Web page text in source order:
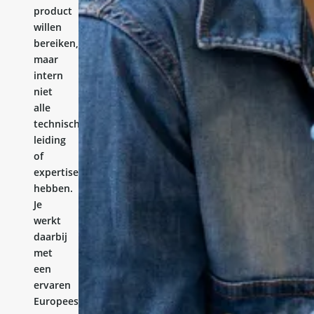
product
willen
bereiken,
maar
intern
niet
alle
technische
leiding
of
expertise
hebben.
Je
werkt
daarbij
met
een
ervaren
Europees